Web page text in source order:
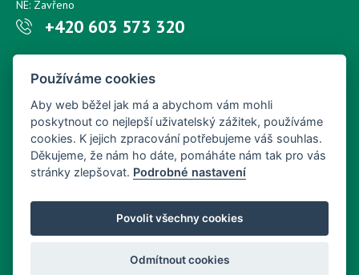
NE: Zavřeno
+420 603 573 320
petr.sonsky@centrum.cz
Copyright © Nový Web s.r.o. 2026
Používáme cookies
Aby web běžel jak má a abychom vám mohli
poskytnout co nejlepší uživatelský zážitek, používáme
cookies. K jejich zpracování potřebujeme váš souhlas.
Děkujeme, že nám ho dáte, pomáháte nám tak pro vás
stránky zlepšovat. Podrobné nastavení
Povolit všechny cookies
Odmítnout cookies